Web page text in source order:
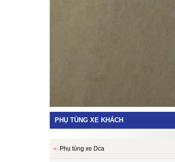
PHỤ TÙNG XE KHÁCH
Phụ tùng xe Dca